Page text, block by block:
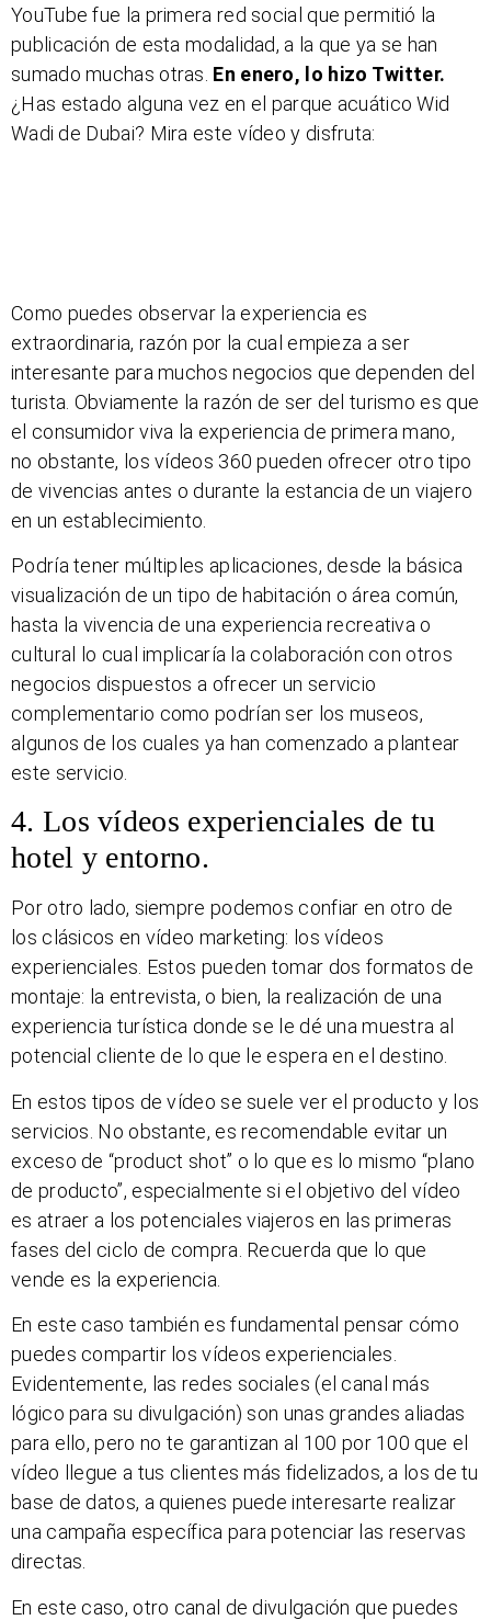
YouTube fue la primera red social que permitió la
publicación de esta modalidad, a la que ya se han
sumado muchas otras. En enero, lo hizo Twitter.
¿Has estado alguna vez en el parque acuático Wid
Wadi de Dubai? Mira este vídeo y disfruta:
Como puedes observar la experiencia es
extraordinaria, razón por la cual empieza a ser
interesante para muchos negocios que dependen del
turista. Obviamente la razón de ser del turismo es que
el consumidor viva la experiencia de primera mano,
no obstante, los vídeos 360 pueden ofrecer otro tipo
de vivencias antes o durante la estancia de un viajero
en un establecimiento.
Podría tener múltiples aplicaciones, desde la básica
visualización de un tipo de habitación o área común,
hasta la vivencia de una experiencia recreativa o
cultural lo cual implicaría la colaboración con otros
negocios dispuestos a ofrecer un servicio
complementario como podrían ser los museos,
algunos de los cuales ya han comenzado a plantear
este servicio.
4. Los vídeos experienciales de tu
hotel y entorno.
Por otro lado, siempre podemos confiar en otro de
los clásicos en vídeo marketing: los vídeos
experienciales. Estos pueden tomar dos formatos de
montaje: la entrevista, o bien, la realización de una
experiencia turística donde se le dé una muestra al
potencial cliente de lo que le espera en el destino.
En estos tipos de vídeo se suele ver el producto y los
servicios. No obstante, es recomendable evitar un
exceso de “product shot” o lo que es lo mismo “plano
de producto”, especialmente si el objetivo del vídeo
es atraer a los potenciales viajeros en las primeras
fases del ciclo de compra. Recuerda que lo que
vende es la experiencia.
En este caso también es fundamental pensar cómo
puedes compartir los vídeos experienciales.
Evidentemente, las redes sociales (el canal más
lógico para su divulgación) son unas grandes aliadas
para ello, pero no te garantizan al 100 por 100 que el
vídeo llegue a tus clientes más fidelizados, a los de tu
base de datos, a quienes puede interesarte realizar
una campaña específica para potenciar las reservas
directas.
En este caso, otro canal de divulgación que puedes